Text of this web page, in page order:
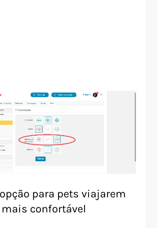
para pets viajarem
confortável